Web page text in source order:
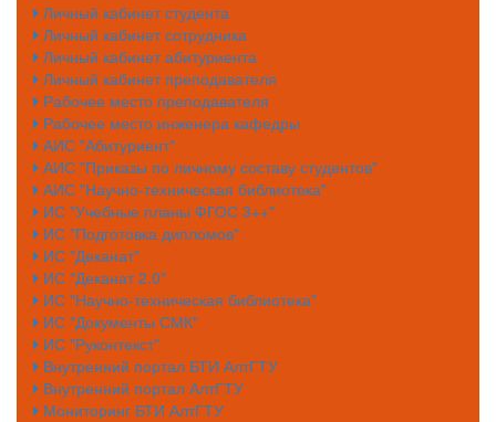
Личный кабинет студента
Личный кабинет сотрудника
Личный кабинет абитуриента
Личный кабинет преподавателя
Рабочее место преподавателя
Рабочее место инженера кафедры
АИС "Абитуриент"
АИС "Приказы по личному составу студентов"
АИС "Научно-техническая библиотека"
ИС "Учебные планы ФГОС 3++"
ИС "Подготовка дипломов"
ИС "Деканат"
ИС "Деканат 2.0"
ИС "Научно-техническая библиотека"
ИС "Документы СМК"
ИС "Руконтекст"
Внутренний портал БТИ АлтГТУ
Внутренний портал АлтГТУ
Мониторинг БТИ АлтГТУ